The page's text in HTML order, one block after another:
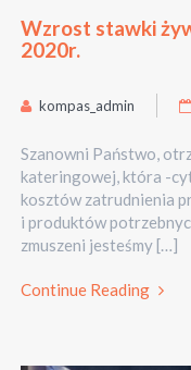
Wzrost stawki
2020r.
kompas_admin
Szanowni Państwo,
kateringowej, która -
kosztów zatrudnienia
i produktów
zmuszeni jesteśmy […]
Continue Reading